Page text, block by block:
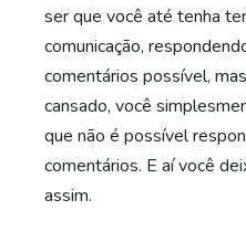
ser que você até tenha
comunicação,
comentários possível,
cansado, você
que não é possível
comentários. E aí você
assim.